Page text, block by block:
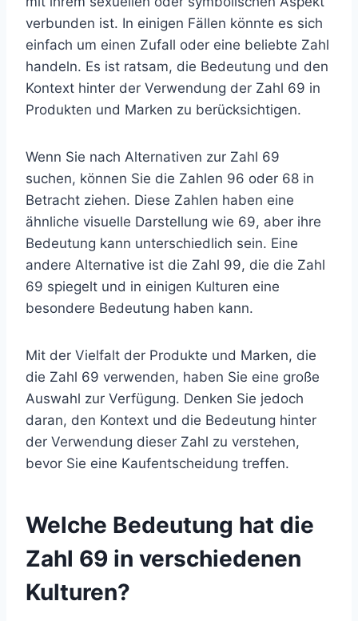
verbunden ist. In einigen Fällen könnte es sich
einfach um einen Zufall oder eine beliebte Zahl
handeln. Es ist ratsam, die Bedeutung und den
Kontext hinter der Verwendung der Zahl 69 in
Produkten und Marken zu berücksichtigen.
Wenn Sie nach Alternativen zur Zahl 69
suchen, können Sie die Zahlen 96 oder 68 in
Betracht ziehen. Diese Zahlen haben eine
ähnliche visuelle Darstellung wie 69, aber ihre
Bedeutung kann unterschiedlich sein. Eine
andere Alternative ist die Zahl 99, die die Zahl
69 spiegelt und in einigen Kulturen eine
besondere Bedeutung haben kann.
Mit der Vielfalt der Produkte und Marken, die
die Zahl 69 verwenden, haben Sie eine große
Auswahl zur Verfügung. Denken Sie jedoch
daran, den Kontext und die Bedeutung hinter
der Verwendung dieser Zahl zu verstehen,
bevor Sie eine Kaufentscheidung treffen.
Welche Bedeutung hat die
Zahl 69 in verschiedenen
Kulturen?